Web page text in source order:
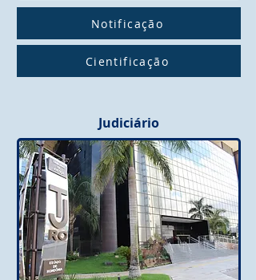
Notificação
Cientificação
Judiciário